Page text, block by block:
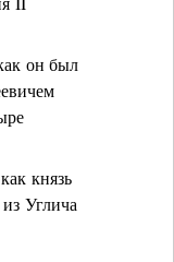
он был
князь
Углича